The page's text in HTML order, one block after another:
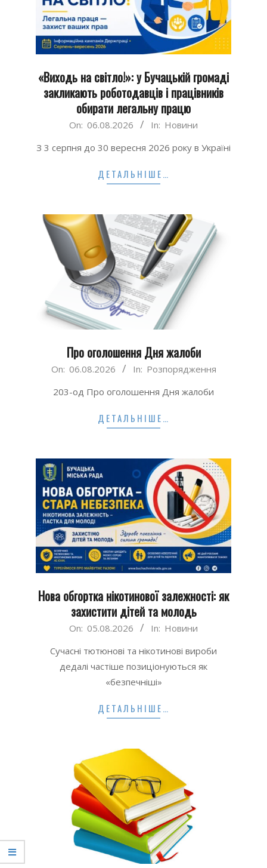
«Виходь на світло!»: у Бучацькій громаді
закликають роботодавців і працівників
обирати легальну працю
06
On: 06.08.2026 In: Новини
З 3 серпня до 30 вересня 2026 року в Україні
ДЕТАЛЬНІШЕ…
Про оголошення Дня жалоби
2026-
On: 06.08.2026 In: Розпорядження
203-од Про оголошення Дня жалоби
ДЕТАЛЬНІШЕ…
Нова обгортка нікотинової залежності: як
захистити дітей та молодь
On: 05.08.2026 In: Новини
Сучасні тютюнові та нікотинові вироби
дедалі частіше позиціонуються як
«безпечніші»
ДЕТАЛЬНІШЕ…